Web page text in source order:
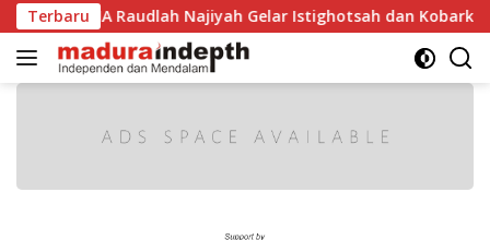
Langsung
ke
konten
Terbaru
RI, MA Raudlah Najiyah Gelar Istighotsah dan Kobarkan